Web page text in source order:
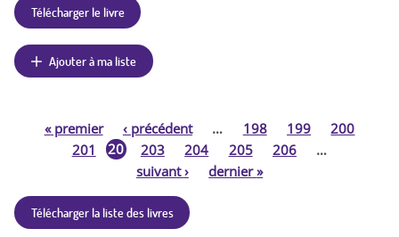
Télécharger le livre
Ajouter à ma liste
g
«premier ‹précédent … 198 199
200
201
20
203 204 205 206
…
suivant› dernier»
Télécharger la liste des livres